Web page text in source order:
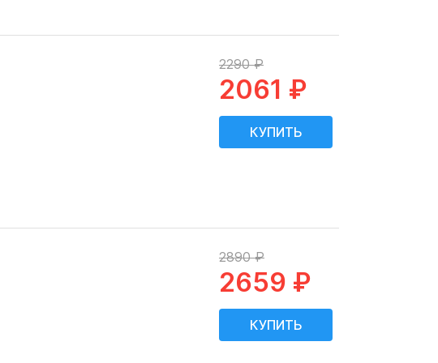
2290 ₽
2061 ₽
2890 ₽
2659 ₽